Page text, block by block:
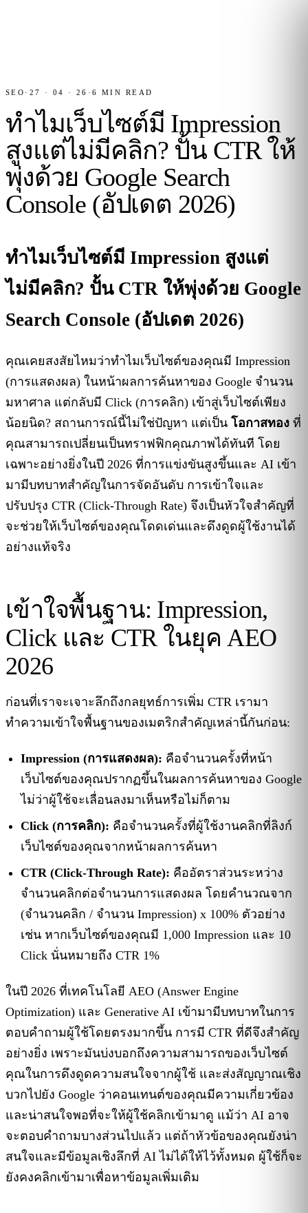
SEO · 27 · 04 · 26 ·6 MIN READ
ทำไมเว็บไซต์มี Impression
สูงแต่ไม่มีคลิก? ปั้น CTR ให้
พุ่งด้วย Google Search
Console (อัปเดต 2026)
ทำไมเว็บไซต์มี Impression สูงแต่
ไม่มีคลิก? ปั้น CTR ให้พุ่งด้วย Google
Search Console (อัปเดต 2026)
คุณเคยสงสัยไหมว่าทำไมเว็บไซต์ของคุณมี Impression
(การแสดงผล) ในหน้าผลการค้นหาของ Google จำนวน
มหาศาล แต่กลับมี Click (การคลิก) เข้าสู่เว็บไซต์เพียง
น้อยนิด? สถานการณ์นี้ไม่ใช่ปัญหา แต่เป็น โอกาสทอง ที่
คุณสามารถเปลี่ยนเป็นทราฟฟิกคุณภาพได้ทันที โดย
เฉพาะอย่างยิ่งในปี 2026 ที่การแข่งขันสูงขึ้นและ AI เข้า
มามีบทบาทสำคัญในการจัดอันดับ การเข้าใจและ
ปรับปรุง CTR (Click-Through Rate) จึงเป็นหัวใจสำคัญที่
จะช่วยให้เว็บไซต์ของคุณโดดเด่นและดึงดูดผู้ใช้งานได้
อย่างแท้จริง
เข้าใจพื้นฐาน: Impression,
Click และ CTR ในยุค AEO
2026
ก่อนที่เราจะเจาะลึกถึงกลยุทธ์การเพิ่ม CTR เรามา
ทำความเข้าใจพื้นฐานของเมตริกสำคัญเหล่านี้กันก่อน:
Impression (การแสดงผล): คือจำนวนครั้งที่หน้า
เว็บไซต์ของคุณปรากฏขึ้นในผลการค้นหาของ Google
ไม่ว่าผู้ใช้จะเลื่อนลงมาเห็นหรือไม่ก็ตาม
Click (การคลิก): คือจำนวนครั้งที่ผู้ใช้งานคลิกที่ลิงก์
เว็บไซต์ของคุณจากหน้าผลการค้นหา
CTR (Click-Through Rate): คืออัตราส่วนระหว่าง
จำนวนคลิกต่อจำนวนการแสดงผล โดยคำนวณจาก
(จำนวนคลิก / จำนวน Impression) x 100% ตัวอย่าง
เช่น หากเว็บไซต์ของคุณมี 1,000 Impression และ 10
Click นั่นหมายถึง CTR 1%
ในปี 2026 ที่เทคโนโลยี AEO (Answer Engine
Optimization) และ Generative AI เข้ามามีบทบาทในการ
ตอบคำถามผู้ใช้โดยตรงมากขึ้น การมี CTR ที่ดีจึงสำคัญ
อย่างยิ่ง เพราะมันบ่งบอกถึงความสามารถของเว็บไซต์
คุณในการดึงดูดความสนใจจากผู้ใช้ และส่งสัญญาณเชิง
บวกไปยัง Google ว่าคอนเทนต์ของคุณมีความเกี่ยวข้อง
และน่าสนใจพอที่จะให้ผู้ใช้คลิกเข้ามาดู แม้ว่า AI อาจ
จะตอบคำถามบางส่วนไปแล้ว แต่ถ้าหัวข้อของคุณยังน่า
สนใจและมีข้อมูลเชิงลึกที่ AI ไม่ได้ให้ไว้ทั้งหมด ผู้ใช้ก็จะ
ยังคงคลิกเข้ามาเพื่อหาข้อมูลเพิ่มเติม